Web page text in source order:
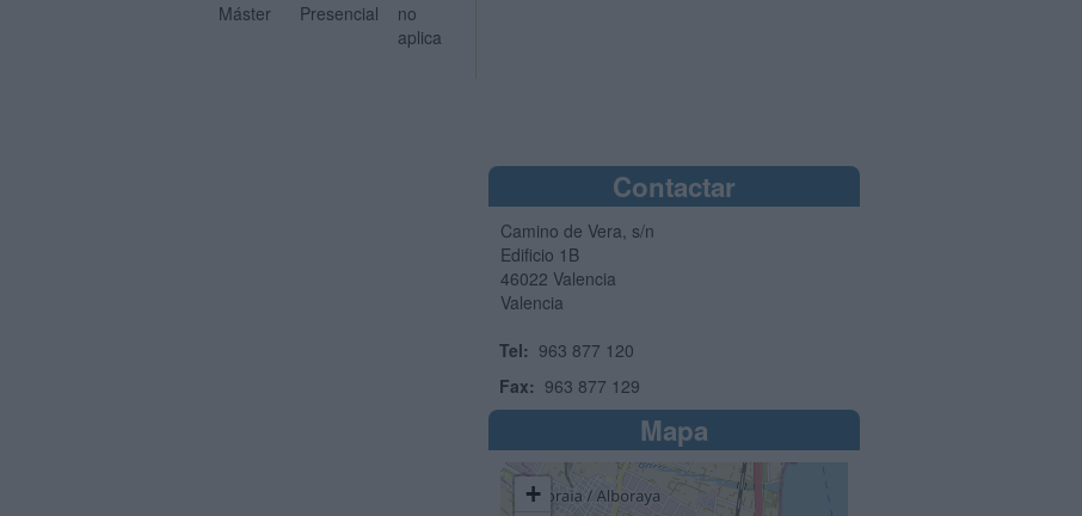
Máster Presencial
no
aplica
Contactar
Camino de Vera, s/n
Edificio 1B
46022 Valencia
Valencia
Tel: 963 877 120
Fax: 963 877 129
Mapa
+